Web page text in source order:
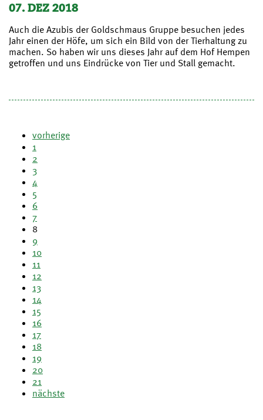
07. DEZ 2018
Auch die Azubis der Goldschmaus Gruppe besuchen jedes
Jahr einen der Höfe, um sich ein Bild von der Tierhaltung zu
machen. So haben wir uns dieses Jahr auf dem Hof Hempen
getroffen und uns Eindrücke von Tier und Stall gemacht.
vorherige
1
2
3
4
5
6
7
8
9
10
11
12
13
14
15
16
17
18
19
20
21
nächste